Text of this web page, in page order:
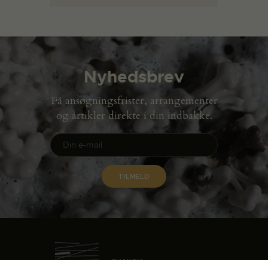
Nyhedsbrev
Få ansøgningsfrister, arrangementer
og artikler direkte i din indbakke.